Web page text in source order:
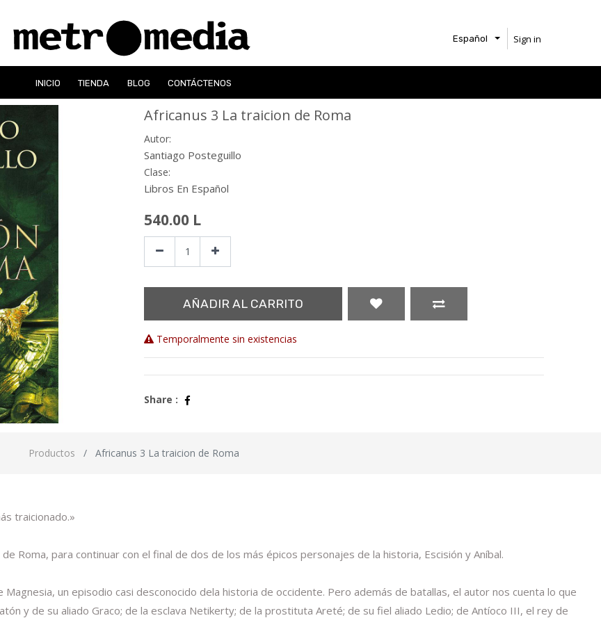
Español Sign in
INICIO TIENDA BLOG CONTÁCTENOS
Africanus 3 La traicion de Roma
Autor:
Santiago Posteguillo
Clase:
Libros En Español
540.00 L
AÑADIR AL CARRITO
Temporalmente sin existencias
Share :
Productos Africanus 3 La traicion de Roma
traicionado.»
Roma, para continuar con el final de dos de los más épicos personajes de la historia, Escisión y Aníbal.
un episodio casi desconocido dela historia de occidente. Pero además de batallas, el autor nos cuenta lo que
y de su aliado Graco; de la esclava Netikerty; de la prostituta Areté; de su fiel aliado Ledio; de Antíoco III, el rey de